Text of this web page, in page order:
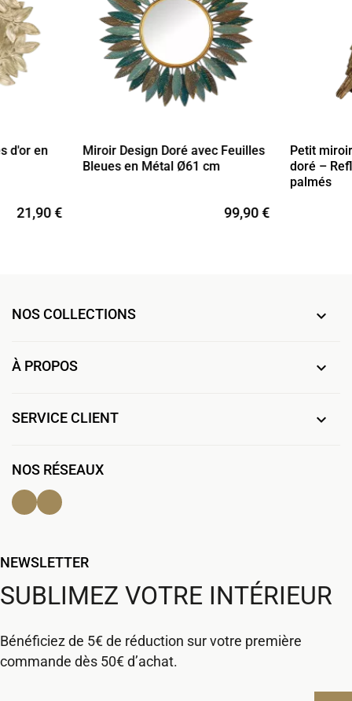
d'or en
21,90 €
Miroir Design Doré avec Feuilles
Bleues en Métal Ø61 cm
99,90 €
Petit
doré –
palmés
NOS COLLECTIONS 
À PROPOS 
SERVICE CLIENT 
NOS RÉSEAUX
Facebook
NEWSLETTER
SUBLIMEZ VOTRE INTÉRIEUR
Bénéficiez de 5€ de réduction sur votre première
commande dès 50€ d’achat.